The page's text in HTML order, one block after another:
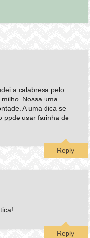
a calabresa pelo
Nossa uma
A uma dica se
ppde usar farinha de
Reply
Reply